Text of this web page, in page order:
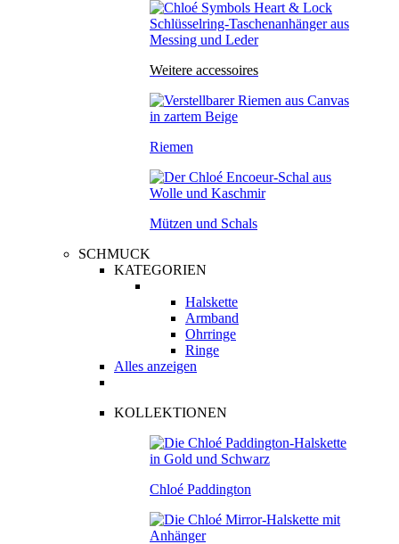
Weitere accessoires
Riemen
Mützen und Schals
SCHMUCK
KATEGORIEN
Halskette
Armband
Ohrringe
Ringe
Alles anzeigen
KOLLEKTIONEN
Chloé Paddington